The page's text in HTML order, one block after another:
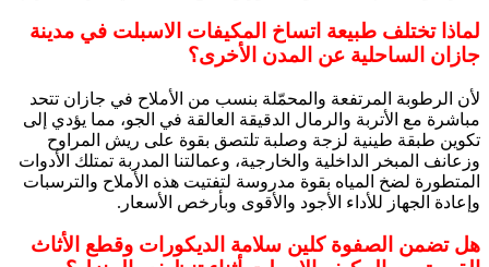
لماذا تختلف طبيعة اتساخ المكيفات الاسبلت في مدينة
جازان الساحلية عن المدن الأخرى؟
لأن الرطوبة المرتفعة والمحمّلة بنسب من الأملاح في جازان تتحد
مباشرة مع الأتربة والرمال الدقيقة العالقة في الجو، مما يؤدي إلى
تكوين طبقة طينية لزجة وصلبة تلتصق بقوة على ريش المراوح
وزعانف المبخر الداخلية والخارجية، وعمالتنا المدربة تمتلك الأدوات
المتطورة لضخ المياه بقوة مدروسة لتفتيت هذه الأملاح والترسبات
وإعادة الجهاز للأداء الأجود والأقوى وبأرخص الأسعار.
هل تضمن الصفوة كلين سلامة الديكورات وقطع الأثاث